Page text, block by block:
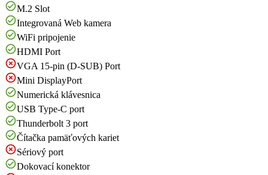
M.2 Slot
Integrovaná Web kamera
WiFi pripojenie
HDMI Port
VGA 15-pin (D-SUB) Port
Mini DisplayPort
Numerická klávesnica
USB Type-C port
Thunderbolt 3 port
Čítačka pamäťových kariet
Sériový port
Dokovací konektor